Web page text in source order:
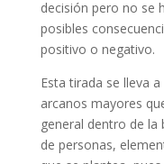
decisión pero no se
posibles
positivo o negativo.
Esta tirada se lleva
arcanos mayores
general dentro de
de personas,